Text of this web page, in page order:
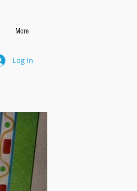
More
Log In